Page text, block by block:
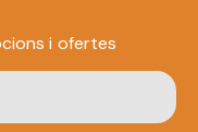
i ofertes